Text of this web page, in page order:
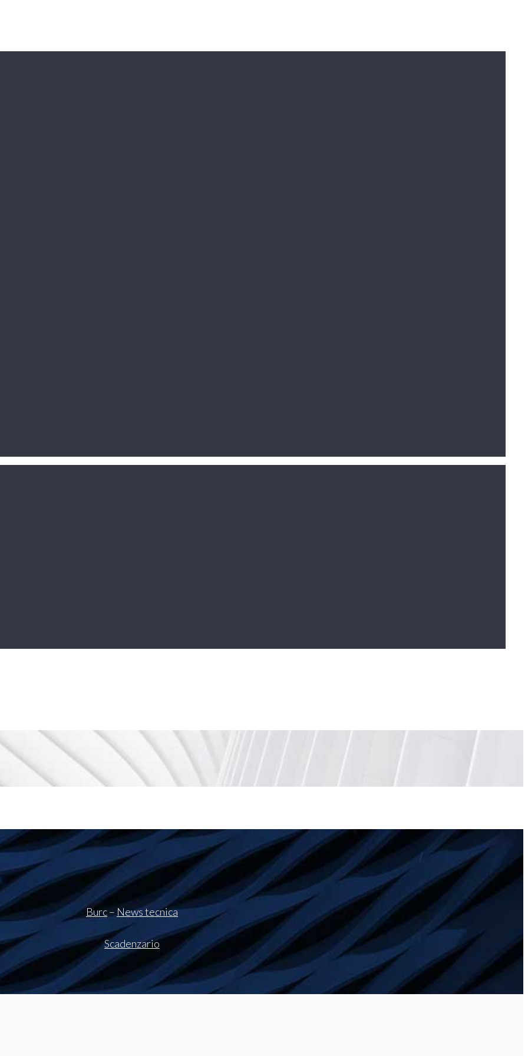
Burc– News tecnica
Scadenzario